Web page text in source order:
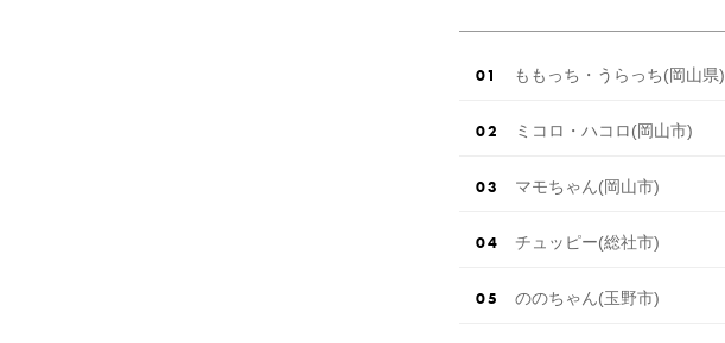
ももっち・うらっち(岡山県)
ミコロ・ハコロ(岡山市)
マモちゃん(岡山市)
チュッピー(総社市)
ののちゃん(玉野市)